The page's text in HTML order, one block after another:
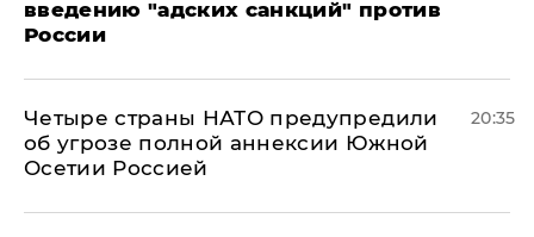
введению "адских санкций" против
России
Четыре страны НАТО предупредили
об угрозе полной аннексии Южной
Осетии Россией
20:35